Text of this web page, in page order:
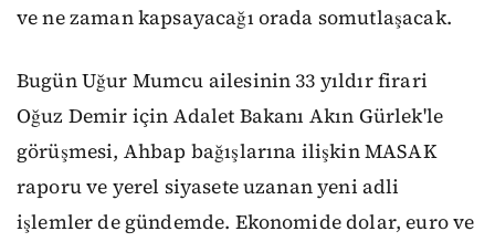
ve ne zaman kapsayacağı orada somutlaşacak.
Bugün Uğur Mumcu ailesinin 33 yıldır firari
Oğuz Demir için Adalet Bakanı Akın Gürlek'le
görüşmesi, Ahbap bağışlarına ilişkin MASAK
raporu ve yerel siyasete uzanan yeni adli
işlemler de gündemde. Ekonomide dolar, euro ve